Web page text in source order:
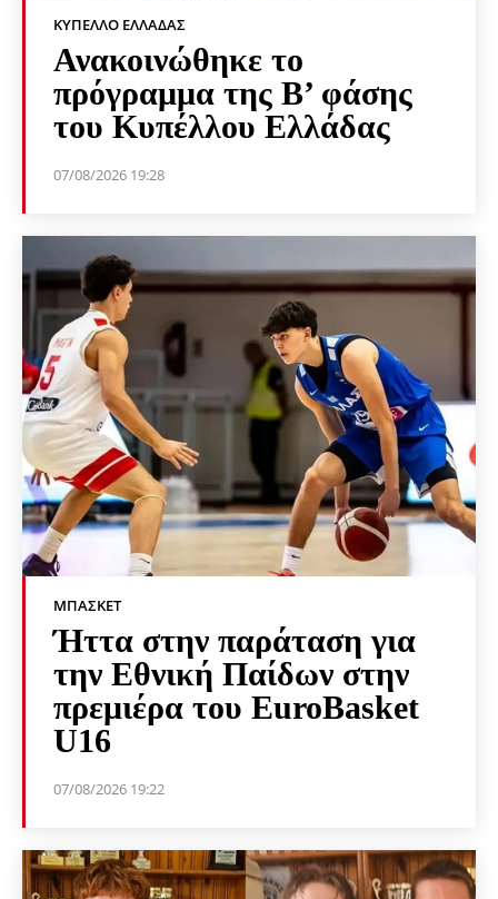
ΚΎΠΕΛΛΟ ΕΛΛΆΔΑΣ
Ανακοινώθηκε το
πρόγραμμα της Β’ φάσης
του Κυπέλλου Ελλάδας
07/08/2026 19:28
ΜΠΆΣΚΕΤ
Ήττα στην παράταση για
την Εθνική Παίδων στην
πρεμιέρα του EuroBasket
U16
07/08/2026 19:22